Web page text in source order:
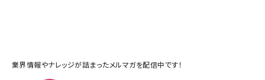
業界情報やナレッジが詰まったメルマガを配信中です！